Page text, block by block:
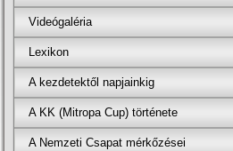
Videógaléria
Lexikon
A kezdetektől napjainkig
A KK (Mitropa Cup) története
A Nemzeti Csapat mérkőzései